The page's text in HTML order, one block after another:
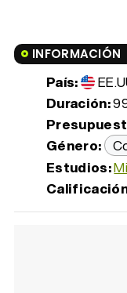
INFORMACIÓN
País:
Duración:
Género:
Estudios: